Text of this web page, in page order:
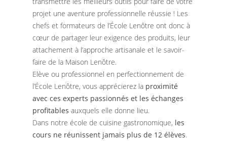
projet une aventure professionnelle réussie ! Les
chefs et formateurs de l’École Lenôtre ont donc à
cœur de partager leur exigence des produits, leur
attachement à l’approche artisanale et le savoir-
faire de la Maison Lenôtre.
Elève ou professionnel en perfectionnement de
l’École Lenôtre, vous apprécierez la proximité
avec ces experts passionnés et les échanges
profitables auxquels elle donne lieu.
Dans notre école de cuisine gastronomique, les
cours ne réunissent jamais plus de 12 élèves.